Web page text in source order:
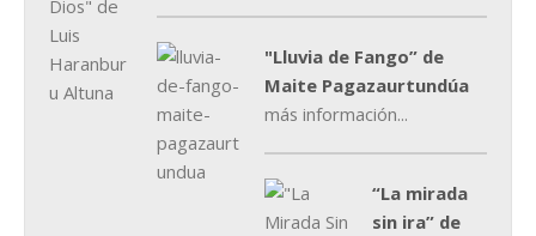
"Lluvia de Fango” de
Maite Pagazaurtundúa
más información...
“La mirada
sin ira” de